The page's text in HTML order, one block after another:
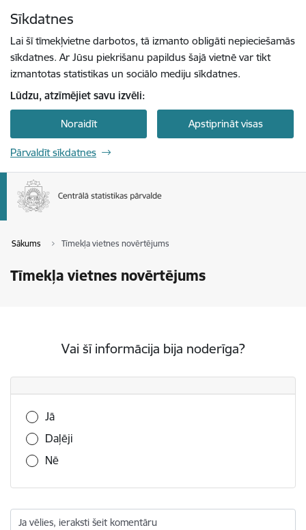
Sīkdatnes
Lai šī tīmekļvietne darbotos, tā izmanto obligāti nepieciešamās
sīkdatnes. Ar Jūsu piekrišanu papildus šajā vietnē var tikt
izmantotas statistikas un sociālo mediju sīkdatnes.
Lūdzu, atzīmējiet savu izvēli:
Noraidīt Apstiprināt visas
Pārvaldīt sīkdatnes
Sākums Tīmekļa vietnes novērtējums
Tīmekļa vietnes novērtējums
Vai šī informācija bija noderīga?
Vai šī informācija bija noderīga?
Jā
Daļēji
Nē
Ja vēlies, ieraksti šeit komentāru